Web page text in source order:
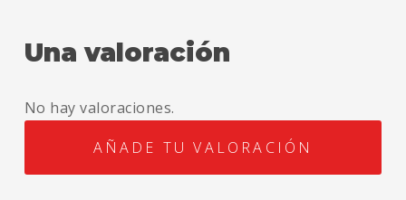
Una valoración
No hay valoraciones.
AÑADE TU VALORACIÓN